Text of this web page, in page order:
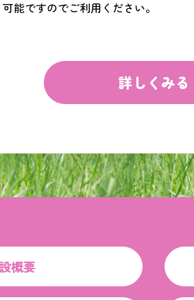
可能ですのでご利用ください。
詳しくみる
概要